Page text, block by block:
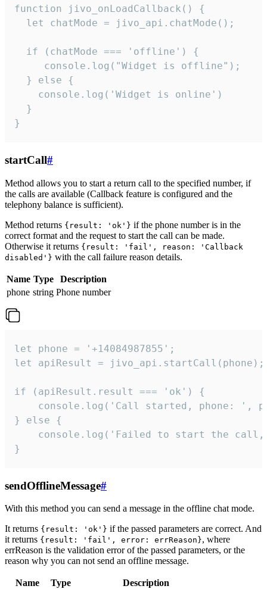
function jivo_onLoadCallback() {
  let chatMode = jivo_api.chatMode();
  if (chatMode === 'offline') {
     console.log("Widget is offline");
  } else {
    console.log('Widget is online')
  }
}
startCall#
Method allows you to start a return call to the specified number, if
the calls are available (Callback feature is configured and the
telephony balance is sufficient).
Method returns {result: 'ok'} if the phone number is in the
correct format and the request to start the call can be made.
Otherwise it returns {result: 'fail', reason: 'Callback
disabled'} with the call failure reason details.
Name Type
Description
phone string Phone number
let phone = '+14084987855';
let apiResult = jivo_api.startCall(phone);
if (apiResult.result === 'ok') {
console.log('Call started, phone: ',
} else {
console.log('Failed to start the
}
sendOfflineMessage#
With this method you can send a message in the offline chat mode.
It returns {result: 'ok'} if the passed parameters are correct. And
it returns {result: 'fail', error: errReason}, where
errReason is the validation error of the passed parameters, or the
reason why you can not send an offline message.
Name Type
Description